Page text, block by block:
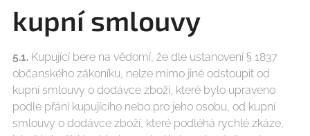
kupní smlouvy
5.1. Kupující bere na vědomí, že dle ustanovení § 1837
občanského zákoníku, nelze mimo jiné odstoupit od
kupní smlouvy o dodávce zboží, které bylo upraveno
podle přání kupujícího nebo pro jeho osobu, od kupní
smlouvy o dodávce zboží, které podléhá rychlé zkáze,